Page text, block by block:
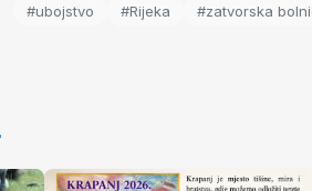
#ubojstvo #Rijeka #zatvorska